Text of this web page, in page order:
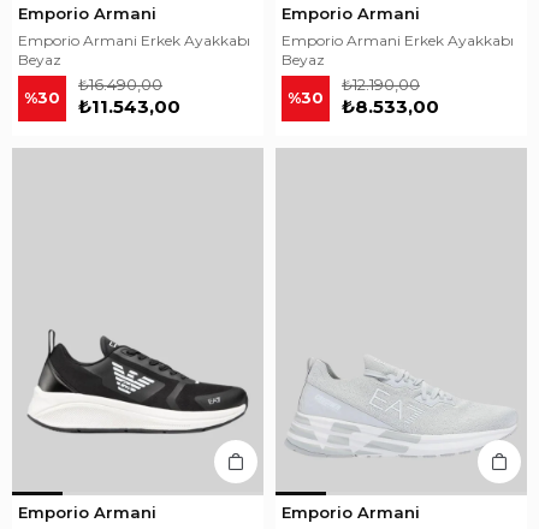
Emporio Armani
Emporio Armani Erkek Ayakkabı
Beyaz
%30 ₺11.543,00
₺16.490,00
Emporio Armani
Emporio Armani Erkek Ayakkabı
Beyaz
%30 ₺8.533,00
₺12.190,00
Emporio Armani Emporio Armani